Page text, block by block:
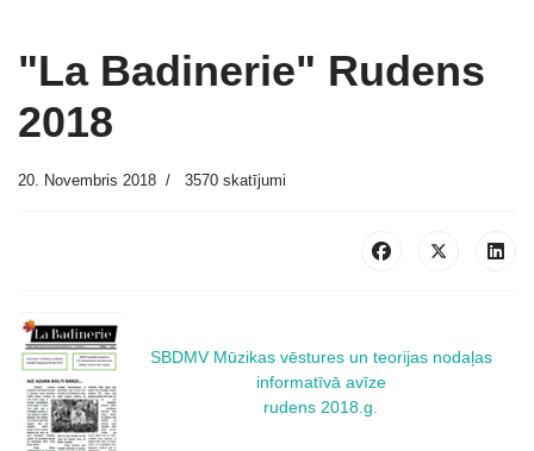
"La Badinerie" Rudens
2018
20. Novembris 2018 3570 skatījumi
SBDMV Mūzikas vēstures un teorijas nodaļas
informatīvā avīze
rudens 2018.g.